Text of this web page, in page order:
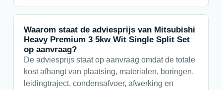
Waarom staat de adviesprijs van Mitsubishi
Heavy Premium 3 5kw Wit Single Split Set
op aanvraag?
De adviesprijs staat op aanvraag omdat de totale
kost afhangt van plaatsing, materialen, boringen,
leidingtraject, condensafvoer, afwerking en